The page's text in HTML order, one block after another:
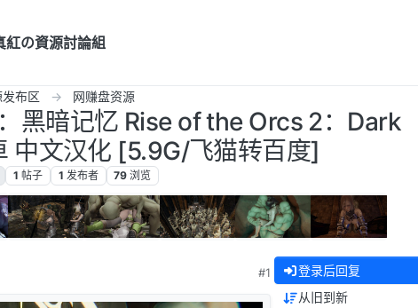
紅の資源討論組
布区 网赚盘资源
黑暗记忆 Rise of the Orcs 2：Dark
中文汉化 [5.9G/飞猫转百度]
1 帖子 1 发布者 79 浏览
#1 登录后回复
从旧到新